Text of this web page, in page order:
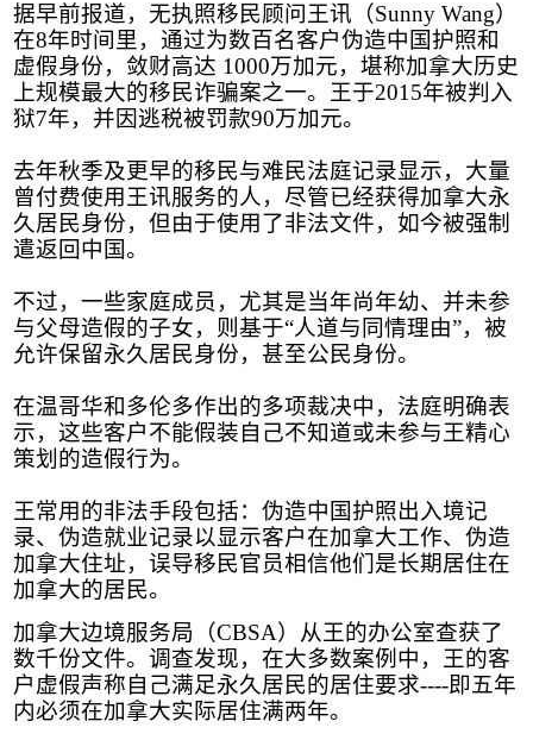
据早前报道，无执照移民顾问王讯（Sunny Wang）
在8年时间里，通过为数百名客户伪造中国护照和
虚假身份，敛财高达 1000万加元，堪称加拿大历史
上规模最大的移民诈骗案之一。王于2015年被判入
狱7年，并因逃税被罚款90万加元。
去年秋季及更早的移民与难民法庭记录显示，大量
曾付费使用王讯服务的人，尽管已经获得加拿大永
久居民身份，但由于使用了非法文件，如今被强制
遣返回中国。
不过，一些家庭成员，尤其是当年尚年幼、并未参
与父母造假的子女，则基于“人道与同情理由”，被
允许保留永久居民身份，甚至公民身份。
在温哥华和多伦多作出的多项裁决中，法庭明确表
示，这些客户不能假装自己不知道或未参与王精心
策划的造假行为。
王常用的非法手段包括：伪造中国护照出入境记
录、伪造就业记录以显示客户在加拿大工作、伪造
加拿大住址，误导移民官员相信他们是长期居住在
加拿大的居民。
加拿大边境服务局（CBSA）从王的办公室查获了
数千份文件。调查发现，在大多数案例中，王的客
户虚假声称自己满足永久居民的居住要求----即五年
内必须在加拿大实际居住满两年。